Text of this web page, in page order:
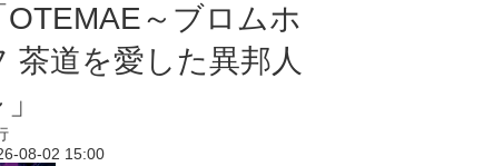
OTEMAE～ブロムホ
茶道を愛した異邦人
08-02 15:00